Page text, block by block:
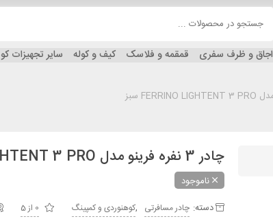
اجاق و ظرف سفری قمقمه و فلاسک کیف و کوله سایر تجهیزات
چادر 3 نفره فرینو مدل FERRINO LIGHTENT 3 PRO سبز
ناموجود
دسته: چادر مسافرتی ,کوهنوردی و کمپینگ 0 از 5